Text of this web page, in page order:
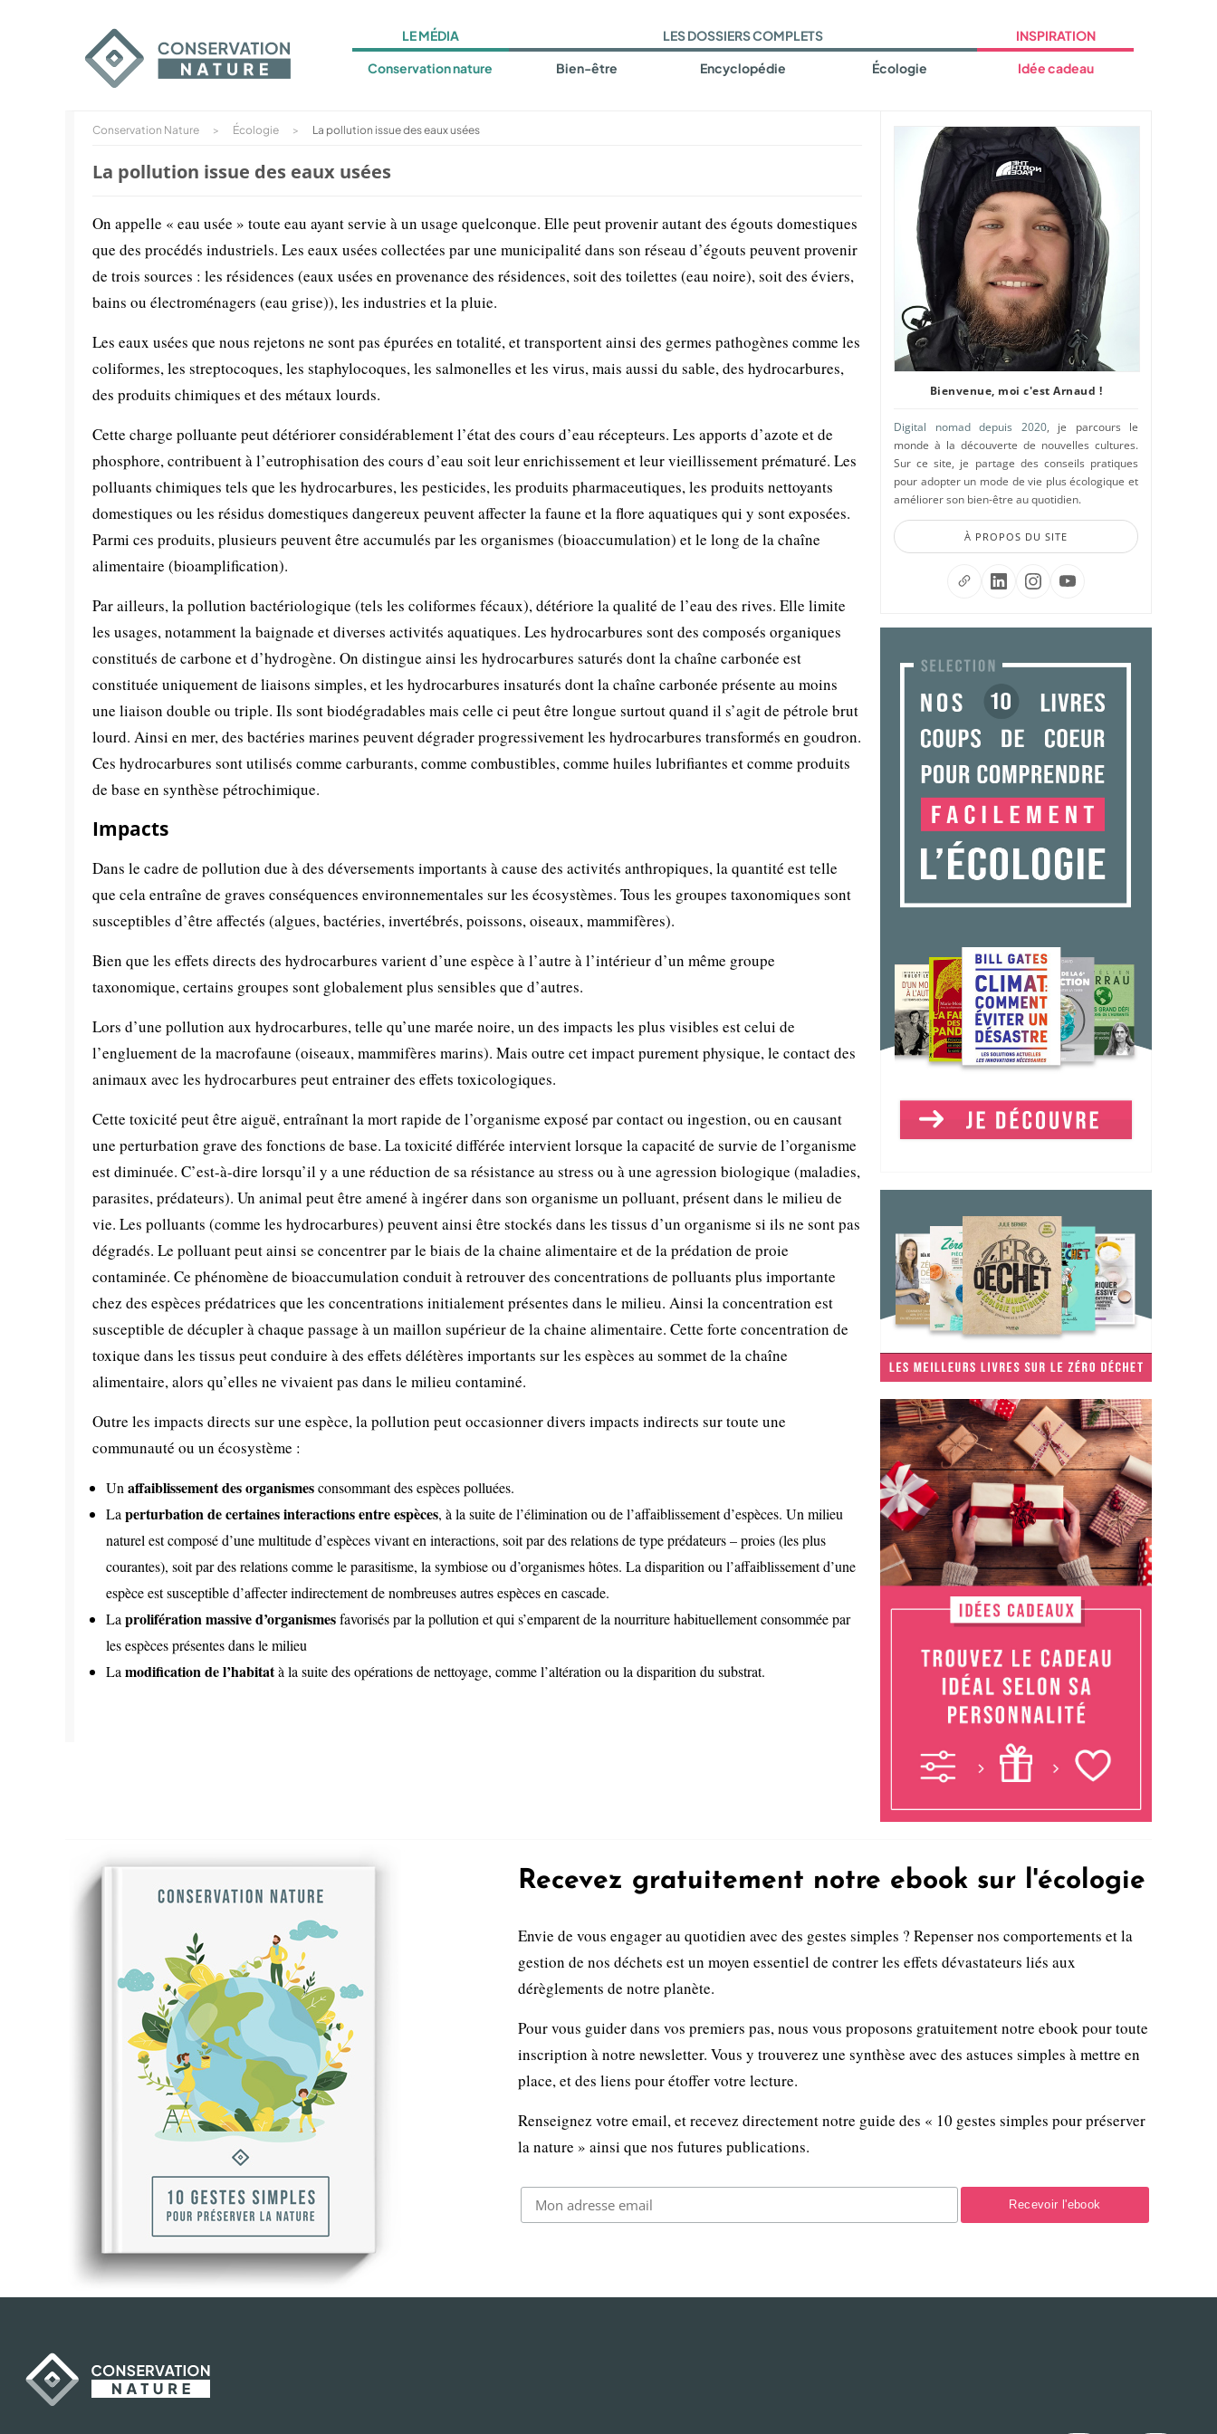
LE MÉDIA
Conservation nature
LES DOSSIERS COMPLETS
Bien-être Encyclopédie Écologie
INSPIRATION
Idée cadeau
Conservation Nature > Écologie > La pollution issue des eaux usées
La pollution issue des eaux usées
On appelle « eau usée » toute eau ayant servie à un usage quelconque. Elle peut provenir autant des égouts domestiques
que des procédés industriels. Les eaux usées collectées par une municipalité dans son réseau d’égouts peuvent provenir
de trois sources : les résidences (eaux usées en provenance des résidences, soit des toilettes (eau noire), soit des éviers,
bains ou électroménagers (eau grise)), les industries et la pluie.
Les eaux usées que nous rejetons ne sont pas épurées en totalité, et transportent ainsi des germes pathogènes comme les
coliformes, les streptocoques, les staphylocoques, les salmonelles et les virus, mais aussi du sable, des hydrocarbures,
des produits chimiques et des métaux lourds.
Cette charge polluante peut détériorer considérablement l’état des cours d’eau récepteurs. Les apports d’azote et de
phosphore, contribuent à l’eutrophisation des cours d’eau soit leur enrichissement et leur vieillissement prématuré. Les
polluants chimiques tels que les hydrocarbures, les pesticides, les produits pharmaceutiques, les produits nettoyants
domestiques ou les résidus domestiques dangereux peuvent affecter la faune et la flore aquatiques qui y sont exposées.
Parmi ces produits, plusieurs peuvent être accumulés par les organismes (bioaccumulation) et le long de la chaîne
alimentaire (bioamplification).
Par ailleurs, la pollution bactériologique (tels les coliformes fécaux), détériore la qualité de l’eau des rives. Elle limite
les usages, notamment la baignade et diverses activités aquatiques. Les hydrocarbures sont des composés organiques
constitués de carbone et d’hydrogène. On distingue ainsi les hydrocarbures saturés dont la chaîne carbonée est
constituée uniquement de liaisons simples, et les hydrocarbures insaturés dont la chaîne carbonée présente au moins
une liaison double ou triple. Ils sont biodégradables mais celle ci peut être longue surtout quand il s’agit de pétrole brut
lourd. Ainsi en mer, des bactéries marines peuvent dégrader progressivement les hydrocarbures transformés en goudron.
Ces hydrocarbures sont utilisés comme carburants, comme combustibles, comme huiles lubrifiantes et comme produits
de base en synthèse pétrochimique.
Impacts
Dans le cadre de pollution due à des déversements importants à cause des activités anthropiques, la quantité est telle
que cela entraîne de graves conséquences environnementales sur les écosystèmes. Tous les groupes taxonomiques sont
susceptibles d’être affectés (algues, bactéries, invertébrés, poissons, oiseaux, mammifères).
Bien que les effets directs des hydrocarbures varient d’une espèce à l’autre à l’intérieur d’un même groupe
taxonomique, certains groupes sont globalement plus sensibles que d’autres.
Lors d’une pollution aux hydrocarbures, telle qu’une marée noire, un des impacts les plus visibles est celui de
l’engluement de la macrofaune (oiseaux, mammifères marins). Mais outre cet impact purement physique, le contact des
animaux avec les hydrocarbures peut entrainer des effets toxicologiques.
Cette toxicité peut être aiguë, entraînant la mort rapide de l’organisme exposé par contact ou ingestion, ou en causant
une perturbation grave des fonctions de base. La toxicité différée intervient lorsque la capacité de survie de l’organisme
est diminuée. C’est-à-dire lorsqu’il y a une réduction de sa résistance au stress ou à une agression biologique (maladies,
parasites, prédateurs). Un animal peut être amené à ingérer dans son organisme un polluant, présent dans le milieu de
vie. Les polluants (comme les hydrocarbures) peuvent ainsi être stockés dans les tissus d’un organisme si ils ne sont pas
dégradés. Le polluant peut ainsi se concentrer par le biais de la chaine alimentaire et de la prédation de proie
contaminée. Ce phénomène de bioaccumulation conduit à retrouver des concentrations de polluants plus importante
chez des espèces prédatrices que les concentrations initialement présentes dans le milieu. Ainsi la concentration est
susceptible de décupler à chaque passage à un maillon supérieur de la chaine alimentaire. Cette forte concentration de
toxique dans les tissus peut conduire à des effets délétères importants sur les espèces au sommet de la chaîne
alimentaire, alors qu’elles ne vivaient pas dans le milieu contaminé.
Outre les impacts directs sur une espèce, la pollution peut occasionner divers impacts indirects sur toute une
communauté ou un écosystème :
Un affaiblissement des organismesconsommant des espèces polluées.
La perturbation de certaines interactions entre espèces, à la suite de l’élimination ou de l’affaiblissement d’espèces. Un milieu
naturel est composé d’une multitude d’espèces vivant en interactions, soit par des relations de type prédateurs – proies (les plus
courantes), soit par des relations comme le parasitisme, la symbiose ou d’organismes hôtes. La disparition ou l’affaiblissement d’une
espèce est susceptible d’affecter indirectement de nombreuses autres espèces en cascade.
La prolifération massive d’organismesfavorisés par la pollution et qui s’emparent de la nourriture habituellement consommée par
les espèces présentes dans le milieu
La modification de l’habitatà la suite des opérations de nettoyage, comme l’altération ou la disparition du substrat.
Bienvenue, moi c'est Arnaud !
Digital nomad depuis 2020, je parcours le
monde à la découverte de nouvelles cultures.
Sur ce site, je partage des conseils pratiques
pour adopter un mode de vie plus écologique et
améliorer son bien-être au quotidien.
À PROPOS DU SITE
Recevez gratuitement notre ebook sur l'écologie
Envie de vous engager au quotidien avec des gestes simples ? Repenser nos comportements et la
gestion de nos déchets est un moyen essentiel de contrer les effets dévastateurs liés aux
dérèglements de notre planète.
Pour vous guider dans vos premiers pas, nous vous proposons gratuitement notre ebook pour toute
inscription à notre newsletter. Vous y trouverez une synthèse avec des astuces simples à mettre en
place, et des liens pour étoffer votre lecture.
Renseignez votre email, et recevez directement notre guide des « 10 gestes simples pour préserver
la nature » ainsi que nos futures publications.